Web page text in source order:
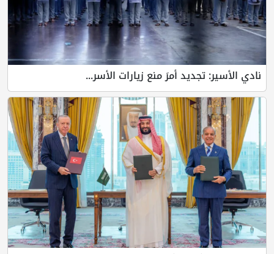
نادي الأسير: تجديد أمرَ منع زيارات الأسر...